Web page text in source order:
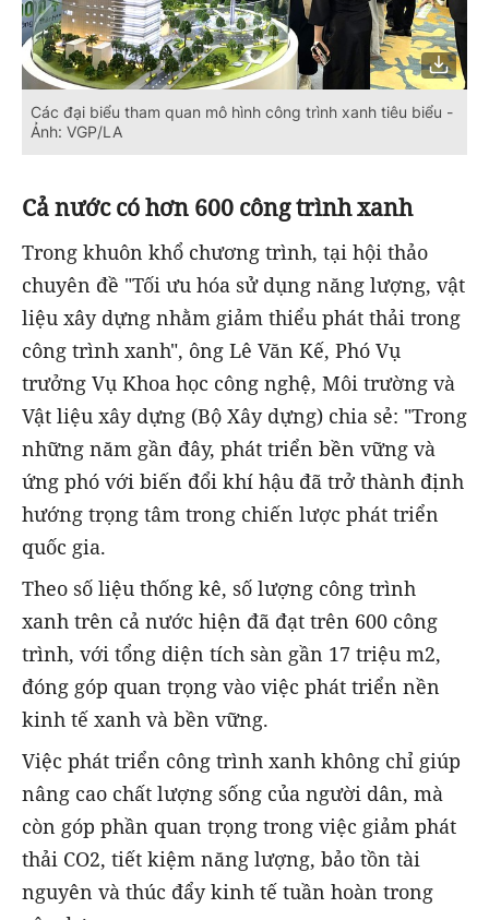
Các đại biểu tham quan mô hình công trình xanh tiêu biểu -
Ảnh: VGP/LA
Cả nước có hơn 600 công trình xanh
Trong khuôn khổ chương trình, tại hội thảo
chuyên đề "Tối ưu hóa sử dụng năng lượng, vật
liệu xây dựng nhằm giảm thiểu phát thải trong
công trình xanh", ông Lê Văn Kế, Phó Vụ
trưởng Vụ Khoa học công nghệ, Môi trường và
Vật liệu xây dựng (Bộ Xây dựng) chia sẻ: "Trong
những năm gần đây, phát triển bền vững và
ứng phó với biến đổi khí hậu đã trở thành định
hướng trọng tâm trong chiến lược phát triển
quốc gia.
Theo số liệu thống kê, số lượng công trình
xanh trên cả nước hiện đã đạt trên 600 công
trình, với tổng diện tích sàn gần 17 triệu m2,
đóng góp quan trọng vào việc phát triển nền
kinh tế xanh và bền vững.
Việc phát triển công trình xanh không chỉ giúp
nâng cao chất lượng sống của người dân, mà
còn góp phần quan trọng trong việc giảm phát
thải CO2, tiết kiệm năng lượng, bảo tồn tài
nguyên và thúc đẩy kinh tế tuần hoàn trong